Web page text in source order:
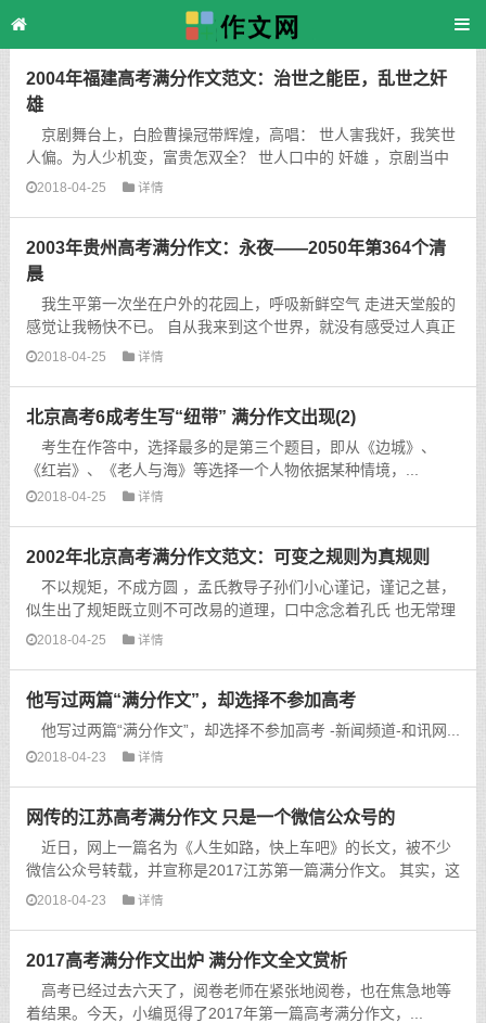
> 高考
2004年福建高考满分作文范文：治世之能臣，乱世之奸
雄
京剧舞台上，白脸曹操冠带辉煌，高唱： 世人害我奸，我笑世
人偏。为人少机变，富贵怎双全？ 世人口中的 奸雄 ，京剧当中
的白脸，《三国演义》里的无数典故，把曹操堆砌成奸诈的...
2018-04-25 详情
2003年贵州高考满分作文：永夜——2050年第364个清
晨
我生平第一次坐在户外的花园上，呼吸新鲜空气 走进天堂般的
感觉让我畅快不已。 自从我来到这个世界，就没有感受过人真正
活着的感觉，每天面对的就只有枯燥的书本物理公式，那...
2018-04-25 详情
北京高考6成考生写“纽带” 满分作文出现(2)
考生在作答中，选择最多的是第三个题目，即从《边城》、
《红岩》、《老人与海》等选择一个人物依据某种情境，...
2018-04-25 详情
2002年北京高考满分作文范文：可变之规则为真规则
不以规矩，不成方圆 ，孟氏教导子孙们小心谨记，谨记之甚，
似生出了规矩既立则不可改易的道理，口中念念着孔氏 也无常理
的教诲却终究没有大行变法的胆量。 记得黑格尔似曾有关...
2018-04-25 详情
他写过两篇“满分作文”，却选择不参加高考
他写过两篇“满分作文”，却选择不参加高考 -新闻频道-和讯网...
2018-04-23 详情
网传的江苏高考满分作文 只是一个微信公众号的
近日，网上一篇名为《人生如路，快上车吧》的长文，被不少
微信公众号转载，并宣称是2017江苏第一篇满分作文。 其实，这
篇长文并非高考考生所写，早在6月8日举办的扬子晚报高考...
2018-04-23 详情
2017高考满分作文出炉 满分作文全文赏析
高考已经过去六天了，阅卷老师在紧张地阅卷，也在焦急地等
着结果。今天，小编觅得了2017年第一篇高考满分作文，...